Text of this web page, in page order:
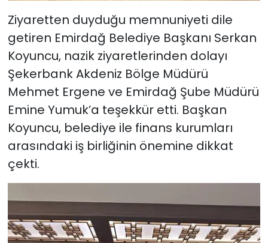
Ziyaretten duyduğu memnuniyeti dile
getiren Emirdağ Belediye Başkanı Serkan
Koyuncu, nazik ziyaretlerinden dolayı
Şekerbank Akdeniz Bölge Müdürü
Mehmet Ergene ve Emirdağ Şube Müdürü
Emine Yumuk’a teşekkür etti. Başkan
Koyuncu, belediye ile finans kurumları
arasındaki iş birliğinin önemine dikkat
çekti.